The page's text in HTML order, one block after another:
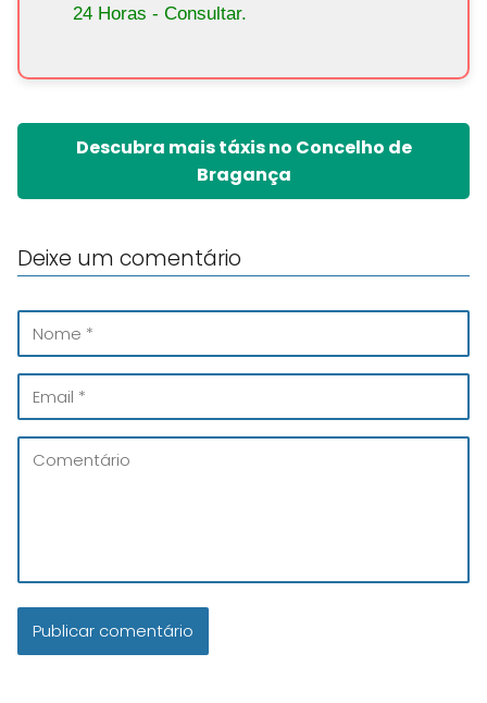
24 Horas - Consultar.
Descubra mais táxis no Concelho de
Bragança
Deixe um comentário